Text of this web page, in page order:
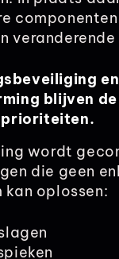
veranderende
en
blijven de
wordt
die geen
oplossen: